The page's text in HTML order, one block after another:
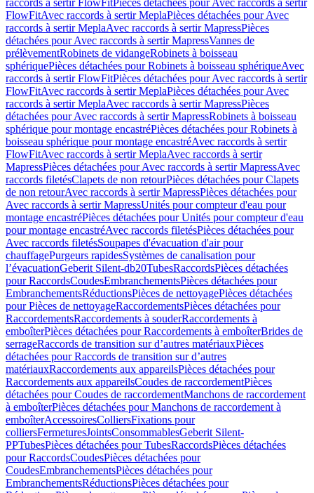
raccords à sertir FlowFitPièces détachées pour Avec raccords à sertir
FlowFitAvec raccords à sertir MeplaPièces détachées pour Avec
raccords à sertir MeplaAvec raccords à sertir MapressPièces
détachées pour Avec raccords à sertir MapressVannes de
prélèvementRobinets de vidangeRobinets à boisseau
sphériquePièces détachées pour Robinets à boisseau sphériqueAvec
raccords à sertir FlowFitPièces détachées pour Avec raccords à sertir
FlowFitAvec raccords à sertir MeplaPièces détachées pour Avec
raccords à sertir MeplaAvec raccords à sertir MapressPièces
détachées pour Avec raccords à sertir MapressRobinets à boisseau
sphérique pour montage encastréPièces détachées pour Robinets à
boisseau sphérique pour montage encastréAvec raccords à sertir
FlowFitAvec raccords à sertir MeplaAvec raccords à sertir
MapressPièces détachées pour Avec raccords à sertir MapressAvec
raccords filetésClapets de non retourPièces détachées pour Clapets
de non retourAvec raccords à sertir MapressPièces détachées pour
Avec raccords à sertir MapressUnités pour compteur d'eau pour
montage encastréPièces détachées pour Unités pour compteur d'eau
pour montage encastréAvec raccords filetésPièces détachées pour
Avec raccords filetésSoupapes d'évacuation d'air pour
chauffagePurgeurs rapidesSystèmes de canalisation pour
l’évacuationGeberit Silent-db20TubesRaccordsPièces détachées
pour RaccordsCoudesEmbranchementsPièces détachées pour
EmbranchementsRéductionsPièces de nettoyagePièces détachées
pour Pièces de nettoyageRaccordementsPièces détachées pour
RaccordementsRaccordements à souderRaccordements à
emboîterPièces détachées pour Raccordements à emboîterBrides de
serrageRaccords de transition sur d’autres matériauxPièces
détachées pour Raccords de transition sur d’autres
matériauxRaccordements aux appareilsPièces détachées pour
Raccordements aux appareilsCoudes de raccordementPièces
détachées pour Coudes de raccordementManchons de raccordement
à emboîterPièces détachées pour Manchons de raccordement à
emboîterAccessoiresColliersFixations pour
colliersFermeturesJointsConsommablesGeberit Silent-
PPTubesPièces détachées pour TubesRaccordsPièces détachées
pour RaccordsCoudesPièces détachées pour
CoudesEmbranchementsPièces détachées pour
EmbranchementsRéductionsPièces détachées pour